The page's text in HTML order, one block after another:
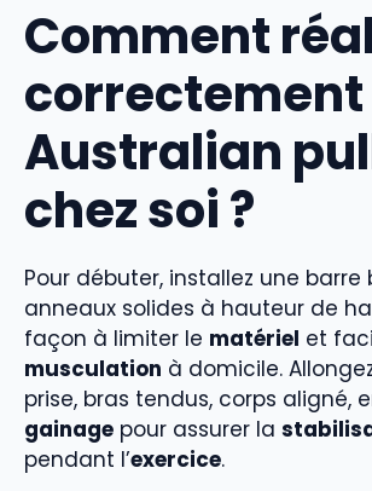
Comment
correctement
Australian
chez soi ?
Pour débuter, installez une barre
anneaux solides à hauteur de
façon à limiter le matériel et
musculation à domicile.
prise, bras tendus, corps aligné,
gainage pour assurer la
pendant l’exercice.